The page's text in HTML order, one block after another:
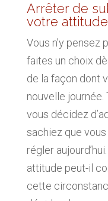
Arrêter de
votre attitude
Vous n’y pensez
faites un choix
de la façon dont
nouvelle journée.
vous décidez
sachiez que
régler
attitude peut-il
cette